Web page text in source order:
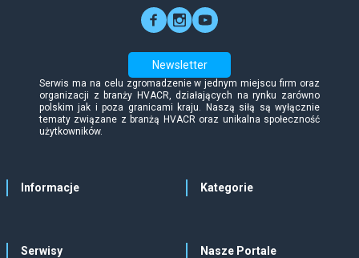
Newsletter
Serwis ma na celu zgromadzenie w jednym miejscu firm oraz
organizacji z branży HVACR, działających na rynku zarówno
polskim jak i poza granicami kraju. Naszą siłą są wyłącznie
tematy związane z branżą HVACR oraz unikalna społeczność
użytkowników.
Informacje Kategorie
Serwisy Nasze Portale